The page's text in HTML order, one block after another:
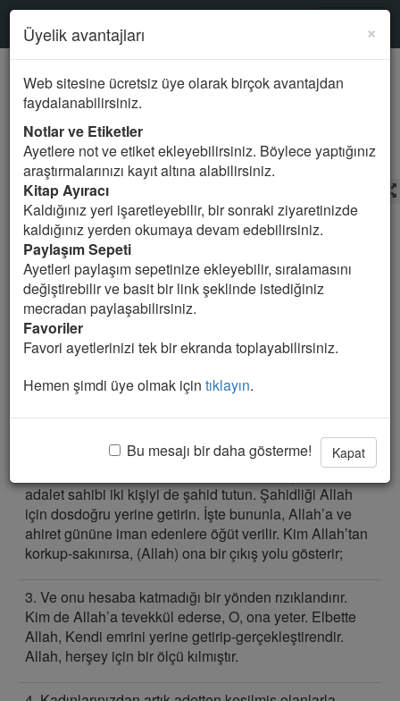
Kur'an-ı Kerim
Mealde ara
65.TALAK Suresi
Ali Bulaç
1. Ey Peygamber, kadınları boşadığınız zaman,
iddetleri süresinde (temizlendiklerinde) boşayın ve
iddeti sayın. Rabbiniz Allah’tan korkun. Onları
evlerinden çıkarmayın, onlar da çıkmasınlar; ancak açık
’çirkin bir hayasızlık’ göstermeleri durumu başka.
Bunlar Allah’ın sınırlarıdır. Kim Allah’ın sınırlarını
çiğnerse, gerçekte o, kendi nefsine zulmetmiş olur. Sen
(durum) oluşturur.
2. Sonra (üç iddet bekleme) sürelerine ulaştıkları
zaman, artık onları maruf (bilinen güzel bir tarz) üzere
tutun, ya da maruf üzere onlardan ayrılın. İçinizden
adalet sahibi iki kişiyi de şahid tutun. Şahidliği Allah
için dosdoğru yerine getirin. İşte bununla, Allah’a ve
ahiret gününe iman edenlere öğüt verilir. Kim Allah’tan
korkup-sakınırsa, (Allah) ona bir çıkış yolu gösterir;
3. Ve onu hesaba katmadığı bir yönden rızıklandırır.
Kim de Allah’a tevekkül ederse, O, ona yeter. Elbette
Allah, Kendi emrini yerine getirip-gerçekleştirendir.
Allah, herşey için bir ölçü kılmıştır.
×
Üyelik avantajları
Web sitesine ücretsiz üye olarak birçok avantajdan
faydalanabilirsiniz.
Notlar ve Etiketler
Ayetlere not ve etiket ekleyebilirsiniz. Böylece yaptığınız
araştırmalarınızı kayıt altına alabilirsiniz.
Kitap Ayıracı
Kaldığınız yeri işaretleyebilir, bir sonraki ziyaretinizde
kaldığınız yerden okumaya devam edebilirsiniz.
Paylaşım Sepeti
Ayetleri paylaşım sepetinize ekleyebilir, sıralamasını
değiştirebilir ve basit bir link şeklinde istediğiniz
mecradan paylaşabilirsiniz.
Favoriler
Favori ayetlerinizi tek bir ekranda toplayabilirsiniz.
Hemen şimdi üye olmak için tıklayın.
Bu mesajı bir daha gösterme! Kapat